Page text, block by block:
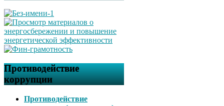
Противодействие
коррупции
Противодействие